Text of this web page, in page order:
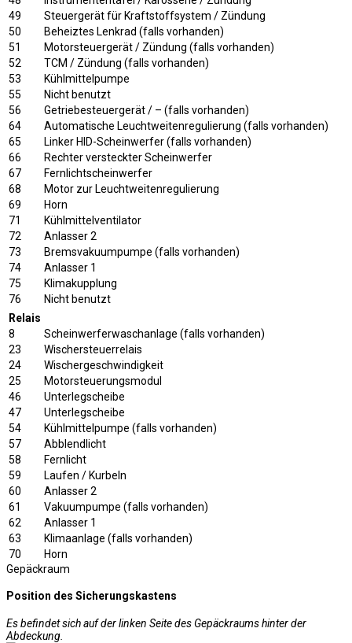
49
Steuergerät für Kraftstoffsystem / Zündung
50
Beheiztes Lenkrad (falls vorhanden)
51
Motorsteuergerät / Zündung (falls vorhanden)
52
TCM / Zündung (falls vorhanden)
53
Kühlmittelpumpe
55
Nicht benutzt
56
Getriebesteuergerät / – (falls vorhanden)
64
Automatische Leuchtweitenregulierung (falls vorhanden)
65
Linker HID-Scheinwerfer (falls vorhanden)
66
Rechter versteckter Scheinwerfer
67
Fernlichtscheinwerfer
68
Motor zur Leuchtweitenregulierung
69
Horn
71
Kühlmittelventilator
72
Anlasser 2
73
Bremsvakuumpumpe (falls vorhanden)
74
Anlasser 1
75
Klimakupplung
76
Nicht benutzt
Relais
8
Scheinwerferwaschanlage (falls vorhanden)
23
Wischersteuerrelais
24
Wischergeschwindigkeit
25
Motorsteuerungsmodul
46
Unterlegscheibe
47
Unterlegscheibe
54
Kühlmittelpumpe (falls vorhanden)
57
Abblendlicht
58
Fernlicht
59
Laufen / Kurbeln
60
Anlasser 2
61
Vakuumpumpe (falls vorhanden)
62
Anlasser 1
63
Klimaanlage (falls vorhanden)
70
Horn
Gepäckraum
Position des Sicherungskastens
Es befindet sich auf der linken Seite des Gepäckraums hinter der
Abdeckung.